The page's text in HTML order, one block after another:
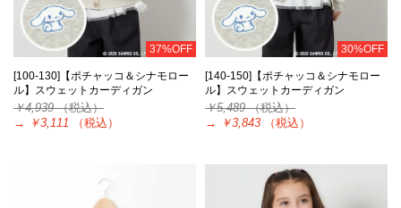
37%OFF
[100-130]【ポチャッコ＆シナモロー
ル】スウェットカーディガン
￥4,939（税込）
→
￥3,111 （税込）
30%OFF
[140-150]【ポチャッコ＆シナモロー
ル】スウェットカーディガン
￥5,489（税込）
→
￥3,843 （税込）